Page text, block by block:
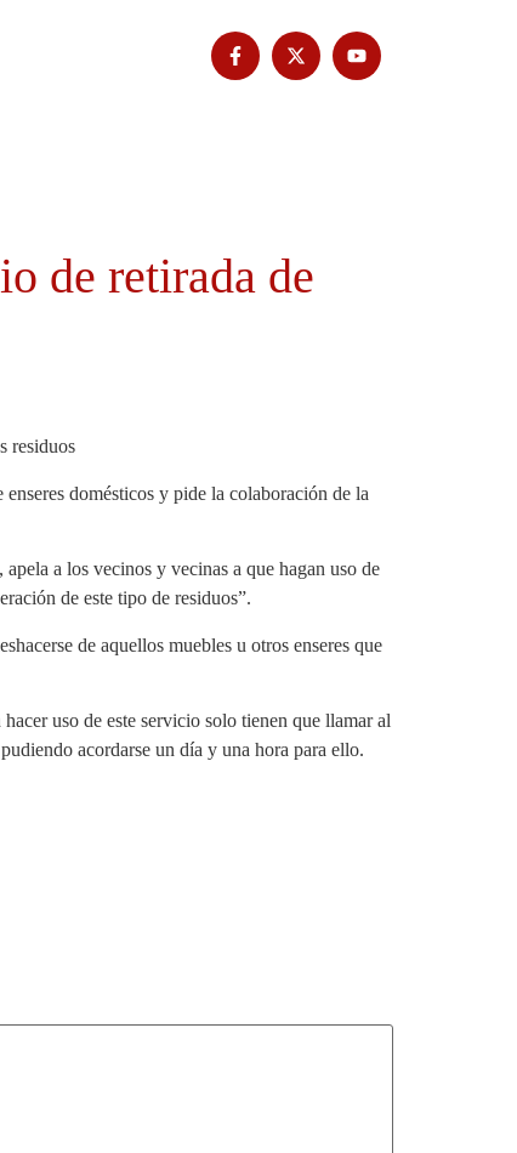
de retirada de
residuos
domésticos y pide la colaboración de la
a los vecinos y vecinas a que hagan uso de
de este tipo de residuos”.
de aquellos muebles u otros enseres que
uso de este servicio solo tienen que llamar al
acordarse un día y una hora para ello.